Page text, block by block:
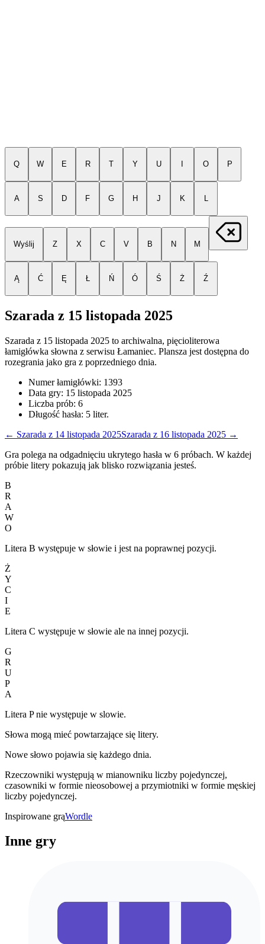
Q W E R T Y U O P
A S D F G H J K L
Wyślij Z X C V B N M
Ą Ć Ę Ł Ń Ó Ś Ż Ź
Szarada z 15 listopada 2025
Szarada z 15 listopada 2025 to archiwalna, pięcioliterowa
łamigłówka słowna z serwisu Łamaniec. Plansza jest dostępna do
rozegrania jako gra z poprzedniego dnia.
Numer łamigłówki: 1393
Data gry: 15 listopada 2025
Liczba prób: 6
Długość hasła: 5 liter.
← Szarada z 14 listopada 2025Szarada z 16 listopada 2025 →
Gra polega na odgadnięciu ukrytego hasła w 6 próbach. W każdej
próbie litery pokazują jak blisko rozwiązania jesteś.
B
R
A
W
O
Litera B występuje w słowie i jest na poprawnej pozycji.
Ż
Y
C
I
E
Litera C występuje w słowie ale na innej pozycji.
G
R
U
P
A
Litera P nie występuje w slowie.
Słowa mogą mieć powtarzające się litery.
Nowe słowo pojawia się każdego dnia.
Rzeczowniki występują w mianowniku liczby pojedynczej,
czasowniki w formie nieosobowej a przymiotniki w formie męskiej
liczby pojedynczej.
Inspirowane grąWordle
Inne gry